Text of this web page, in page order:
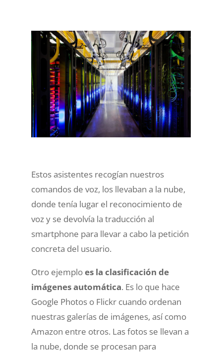
Estos asistentes recogían nuestros
comandos de voz, los llevaban a la nube,
donde tenía lugar el reconocimiento de
voz y se devolvía la traducción al
smartphone para llevar a cabo la petición
concreta del usuario.
Otro ejemploes la clasificación de
imágenes automática. Es lo que hace
Google Photos o Flickr cuando ordenan
nuestras galerías de imágenes, así como
Amazon entre otros. Las fotos se llevan a
la nube, donde se procesan para